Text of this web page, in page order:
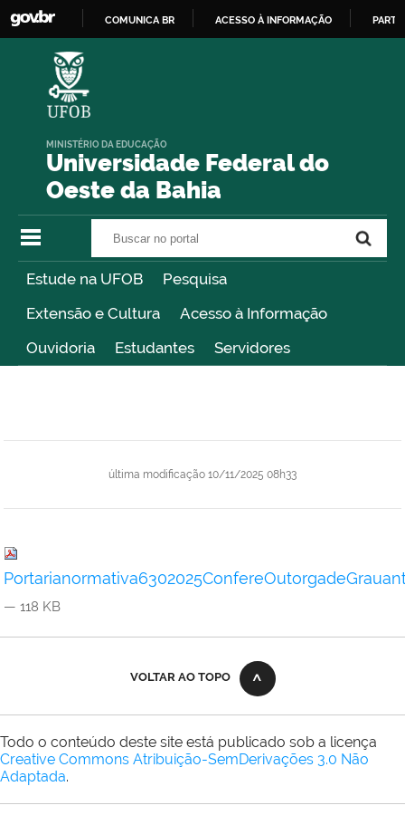
COMUNICA BR ACESSO À INFORMAÇÃO
Universidade Federal do
Oeste da Bahia
MINISTÉRIO DA EDUCAÇÃO
Estude na UFOB
Pesquisa
Extensão e Cultura
Acesso à Informação
Ouvidoria
Estudantes Servidores
última modificação 10/11/2025 08h33
— 118 KB
VOLTAR AO TOPO
Todo o conteúdo deste site está publicado sob a licença
Creative Commons Atribuição-SemDerivações 3.0 Não
Adaptada.